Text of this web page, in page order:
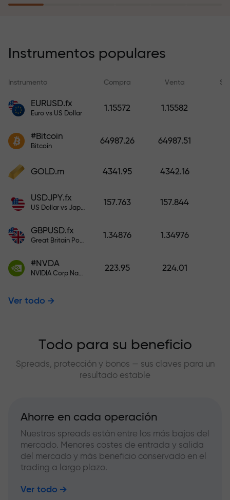
recargar su cuenta.
compensa sus pérdidas y
garantiza triplicar el beneficio
tranquilidad: su capital está
bono mil veces mayor que su
depósito, mayor será el
Instrumentos populares
Instrumento Compra Venta
EURUSD.fx
Euro vs US Dollar
1.15572 1.15582
#Bitcoin
Bitcoin
64987.26 64987.51
GOLD.m 4341.95 4342.16
USDJPY.fx
US Dollar vs Japanese Yen
157.763 157.844
GBPUSD.fx
Great Britain Pound vs US Dollar
1.34876 1.34976
#NVDA
NVIDIA Corp Nasdaq Stock Exchange (Nasdaq) USD
223.95 224.01
Ver todo
Todo para su beneficio
Spreads, protección y bonos — sus claves para un
resultado estable
Ahorre en cada operación
Nuestros spreads están entre los más bajos del
mercado. Menores costes de entrada y salida
del mercado y más beneficio conservado en el
trading a largo plazo.
Ver todo